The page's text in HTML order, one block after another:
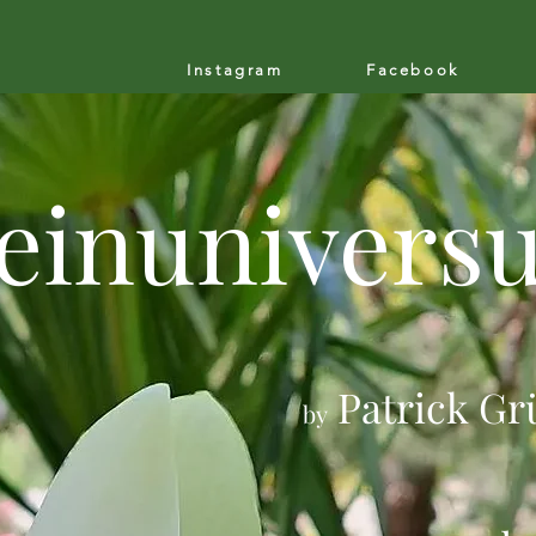
Instagram Facebook
byPatrick